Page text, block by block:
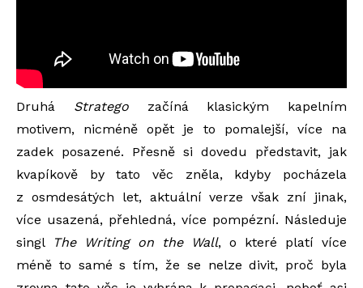
Druhá Strategozačíná klasickým kapelním
motivem, nicméně opět je to pomalejší, více na
zadek posazené. Přesně si dovedu představit, jak
kvapíkově by tato věc zněla, kdyby pocházela
z osmdesátých let, aktuální verze však zní jinak,
více usazená, přehledná, více pompézní. Následuje
singl
The Writing on the Wall, o které platí více
méně to samé s tím, že se nelze divit, proč byla